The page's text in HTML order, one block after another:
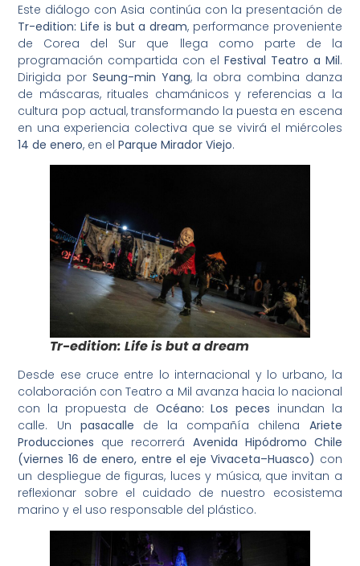
Este diálogo con Asia continúa con la presentación de
Tr-edition: Life is but a dream, performance proveniente
de Corea del Sur que llega como parte de la
programación compartida con el Festival Teatro a Mil.
Dirigida por Seung-min Yang, la obra combina danza
de máscaras, rituales chamánicos y referencias a la
cultura pop actual, transformando la puesta en escena
en una experiencia colectiva que se vivirá el miércoles
14 de enero, en elParque Mirador Viejo.
Tr-edition: Life is but a dream
Desde ese cruce entre lo internacional y lo urbano, la
colaboración con Teatro a Mil avanza hacia lo nacional
con la propuesta de Océano: Los peces inundan la
calle. Un pasacalle de la compañía chilena Ariete
Producciones que recorrerá Avenida Hipódromo Chile
(viernes 16 de enero, entre el eje Vivaceta–Huasco) con
un despliegue de figuras, luces y música, que invitan a
reflexionar sobre el cuidado de nuestro ecosistema
marino y el uso responsable del plástico.